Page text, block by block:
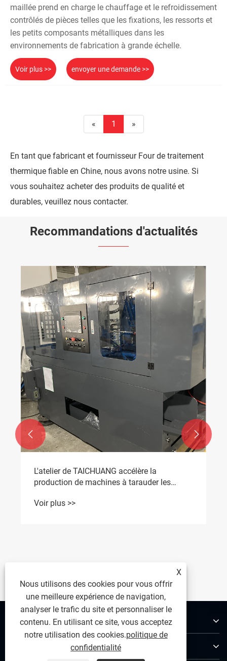
maillée prend en charge le chauffage et le refroidissement
contrôlés de pièces telles que les fixations, les ressorts et
les petits composants métalliques dans les
environnements de fabrication à grande échelle.
Voir plus >> envoyer une demande >>
« 1 »
En tant que fabricant et fournisseur Four de traitement
thermique fiable en Chine, nous avons notre usine. Si
vous souhaitez acheter des produits de qualité et
durables, veuillez nous contacter.
Recommandations d'actualités
L'atelier de TAICHUANG accélère la
production de machines à tarauder les
Voir plus >>
 
À propos de nous
X
Nous utilisons des cookies pour vous offrir
une meilleure expérience de navigation,
analyser le trafic du site et personnaliser le
contenu. En utilisant ce site, vous acceptez
notre utilisation des cookies.politique de
confidentialité